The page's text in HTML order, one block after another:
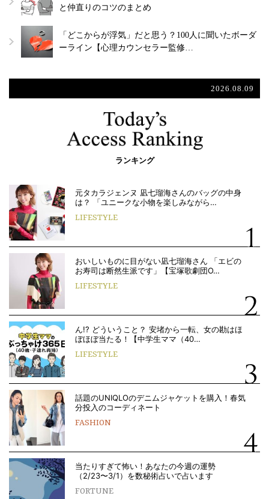
と仲直りのコツのまとめ
「どこからが浮気」だと思う？100人に聞いたボーダ
ーライン【心理カウンセラー監修…
2026.08.09
ランキング
元タカラジェンヌ 凪七瑠海さんのバッグの中身
は？ 「ユニークな小物を楽しみながら…
LIFESTYLE
おいしいものに目がない凪七瑠海さん 「エビの
お寿司は断然生派です」【宝塚歌劇団O…
LIFESTYLE
ん!? どういうこと？ 安堵から一転、女の勘はほ
ぼほぼ当たる！【中学生ママ（40…
LIFESTYLE
話題のUNIQLOのデニムジャケットを購入！春気
分投入のコーディネート
FASHION
当たりすぎて怖い！あなたの今週の運勢
（2/23〜3/1）を数秘術占いで占います
FORTUNE